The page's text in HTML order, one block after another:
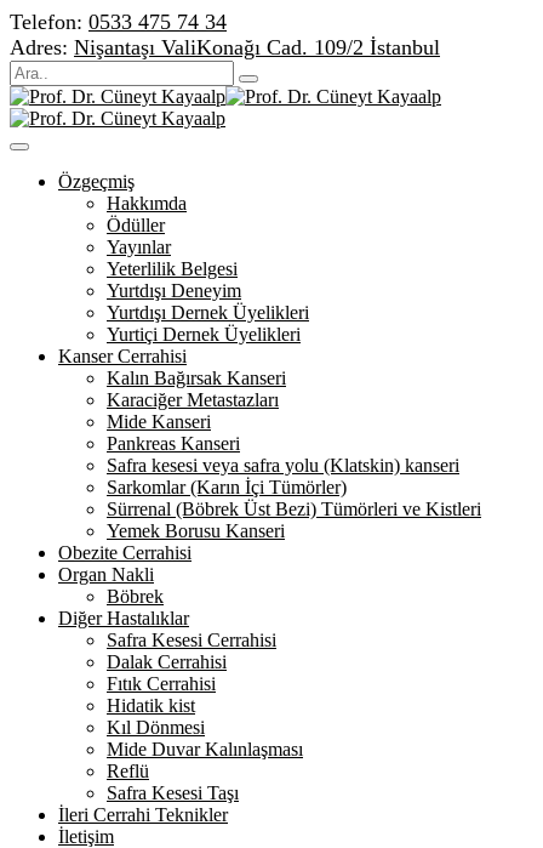
Telefon: 0533 475 74 34
Adres: Nişantaşı ValiKonağı Cad. 109/2 İstanbul
Özgeçmiş
Hakkımda
Ödüller
Yayınlar
Yeterlilik Belgesi
Yurtdışı Deneyim
Yurtdışı Dernek Üyelikleri
Yurtiçi Dernek Üyelikleri
Kanser Cerrahisi
Kalın Bağırsak Kanseri
Karaciğer Metastazları
Mide Kanseri
Pankreas Kanseri
Safra kesesi veya safra yolu (Klatskin) kanseri
Sarkomlar (Karın İçi Tümörler)
Sürrenal (Böbrek Üst Bezi) Tümörleri ve Kistleri
Yemek Borusu Kanseri
Obezite Cerrahisi
Organ Nakli
Böbrek
Diğer Hastalıklar
Safra Kesesi Cerrahisi
Dalak Cerrahisi
Fıtık Cerrahisi
Hidatik kist
Kıl Dönmesi
Mide Duvar Kalınlaşması
Reflü
Safra Kesesi Taşı
İleri Cerrahi Teknikler
İletişim